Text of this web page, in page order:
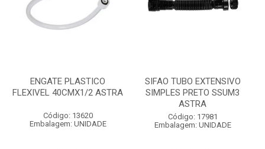
ENGATE PLASTICO
FLEXIVEL 40CMX1/2 ASTRA
Código: 13620
Embalagem: UNIDADE
SIFAO TUBO EXTENSIVO
SIMPLES PRETO SSUM3
ASTRA
Código: 17981
Embalagem: UNIDADE